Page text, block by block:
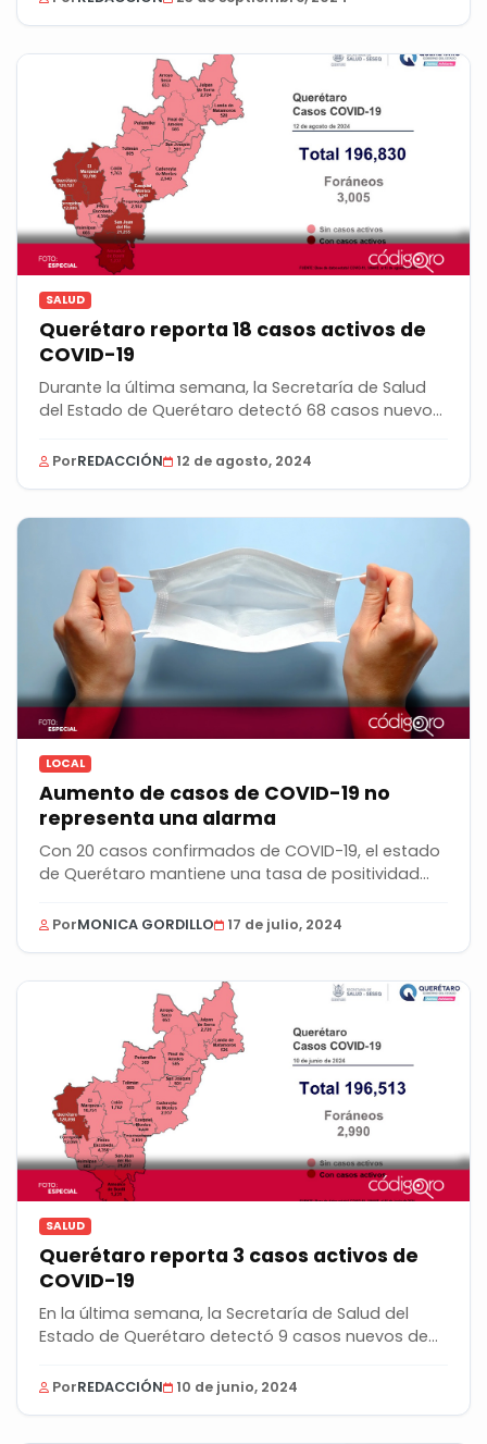
SALUD
Querétaro reporta 18 casos activos de
COVID-19
Durante la última semana, la Secretaría de Salud
del Estado de Querétaro detectó 68 casos nuevos
PorREDACCIÓN 12 de agosto, 2024
LOCAL
Aumento de casos de COVID-19 no
representa una alarma
Con 20 casos confirmados de COVID-19, el estado
de Querétaro mantiene una tasa de positividad
PorMONICA GORDILLO 17 de julio, 2024
SALUD
Querétaro reporta 3 casos activos de
COVID-19
En la última semana, la Secretaría de Salud del
Estado de Querétaro detectó 9 casos nuevos de...
PorREDACCIÓN 10 de junio, 2024